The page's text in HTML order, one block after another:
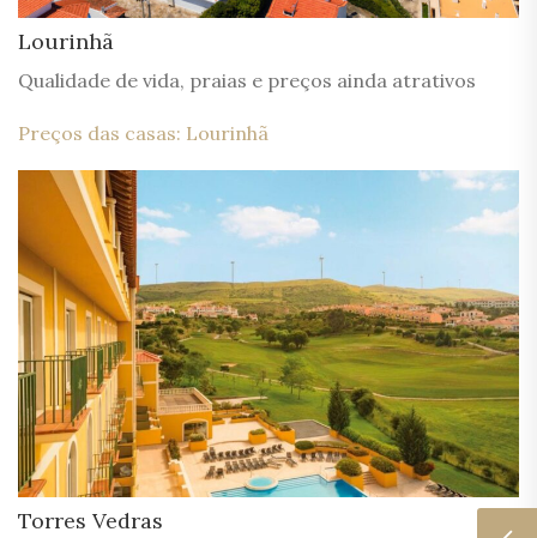
Lourinhã
Qualidade de vida, praias e preços ainda atrativos
Preços das casas: Lourinhã
Torres Vedras